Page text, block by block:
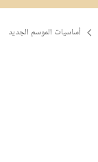
أساسيات الموسم الجديد